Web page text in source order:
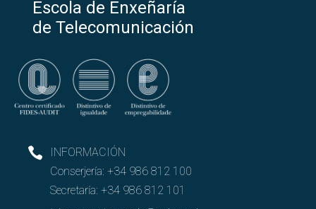
Escola de Enxeñaría
de Telecomunicación
INFORMACIÓN
Conserjería: +34 986 812 100
Secretaría: +34 986 812 101